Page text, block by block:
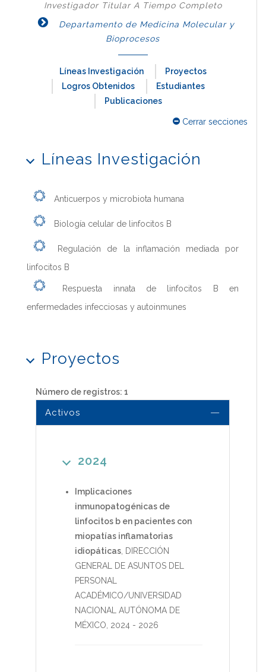
Investigador Titular A Tiempo Completo
Departamento de Medicina Molecular y
Bioprocesos
Líneas Investigación
Proyectos
Logros Obtenidos
Estudiantes
Publicaciones
Cerrar secciones
Líneas Investigación
Anticuerpos y microbiota humana
Biología celular de linfocitos B
Regulación de la inflamación mediada por
linfocitos B
Respuesta innata de linfocitos B en
enfermedades infecciosas y autoinmunes
Proyectos
Número de registros: 1
Activos
2024
Implicaciones
inmunopatogénicas de
linfocitos b en pacientes con
miopatías inflamatorias
idiopáticas, DIRECCIÓN
GENERAL DE ASUNTOS DEL
PERSONAL
ACADÉMICO/UNIVERSIDAD
NACIONAL AUTÓNOMA DE
MÉXICO, 2024 - 2026